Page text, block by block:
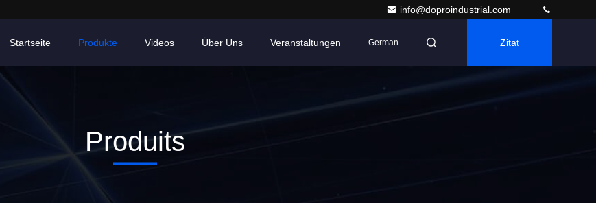
info@doproindustrial.com
Startseite Produkte Videos Über Uns Veranstaltungen German Zitat
Produits